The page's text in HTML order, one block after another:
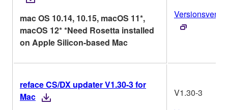
mac OS 10.14, 10.15, macOS 11*,
macOS 12* *Need Rosetta installed
on Apple Silicon-based Mac
reface CS/DX updater V1.30-3 for
Mac
V1.30-3